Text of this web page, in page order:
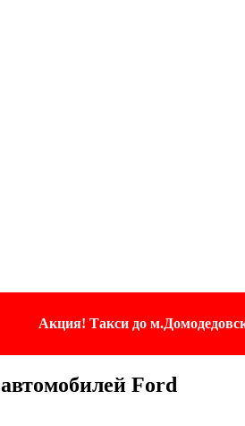
Акция! Такси до
автомобилей Ford